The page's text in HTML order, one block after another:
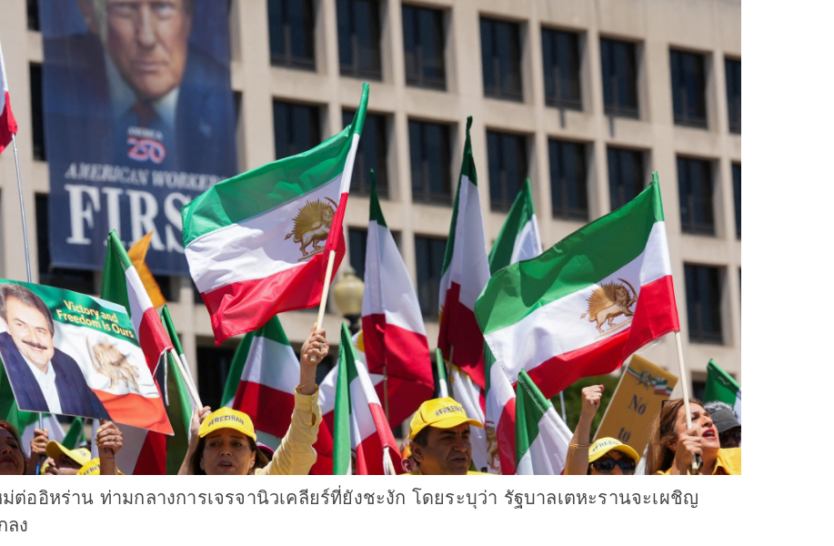
ออิหร่าน ท่ามกลางการเจรจานิวเคลียร์ที่ยังชะงัก โดยระบุว่า รัฐบาลเตหะรานจะเผชิญ
ลง